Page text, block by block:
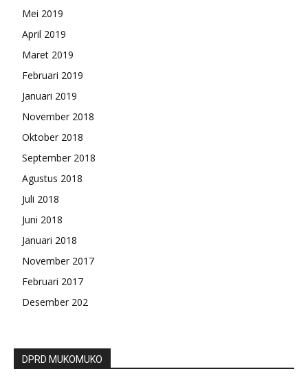
Mei 2019
April 2019
Maret 2019
Februari 2019
Januari 2019
November 2018
Oktober 2018
September 2018
Agustus 2018
Juli 2018
Juni 2018
Januari 2018
November 2017
Februari 2017
Desember 202
DPRD MUKOMUKO